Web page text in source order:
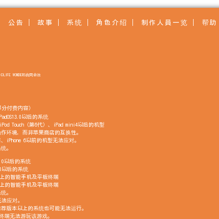
公告 故事 系统 角色介绍 制作人員一览 帮助
©LIFE WONDERS合同会社
付费内容）
以后的系统
Touch（第6代）、iPad mini4以后的机型
环境，而非苹果商店的互换性。
iPhone 6以前的机型无法应对。
。
以后的系统
以后的系统
上的智能手机及平板终端
上的智能手机及平板终端
。
应对。
版本以上的系统也可能无法运行。
端无法游玩该游戏。